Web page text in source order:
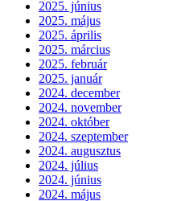
2025. június
2025. május
2025. április
2025. március
2025. február
2025. január
2024. december
2024. november
2024. október
2024. szeptember
2024. augusztus
2024. július
2024. június
2024. május